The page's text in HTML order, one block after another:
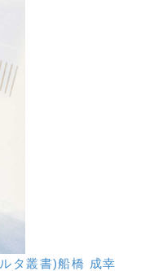
タ叢書)船橋 成幸